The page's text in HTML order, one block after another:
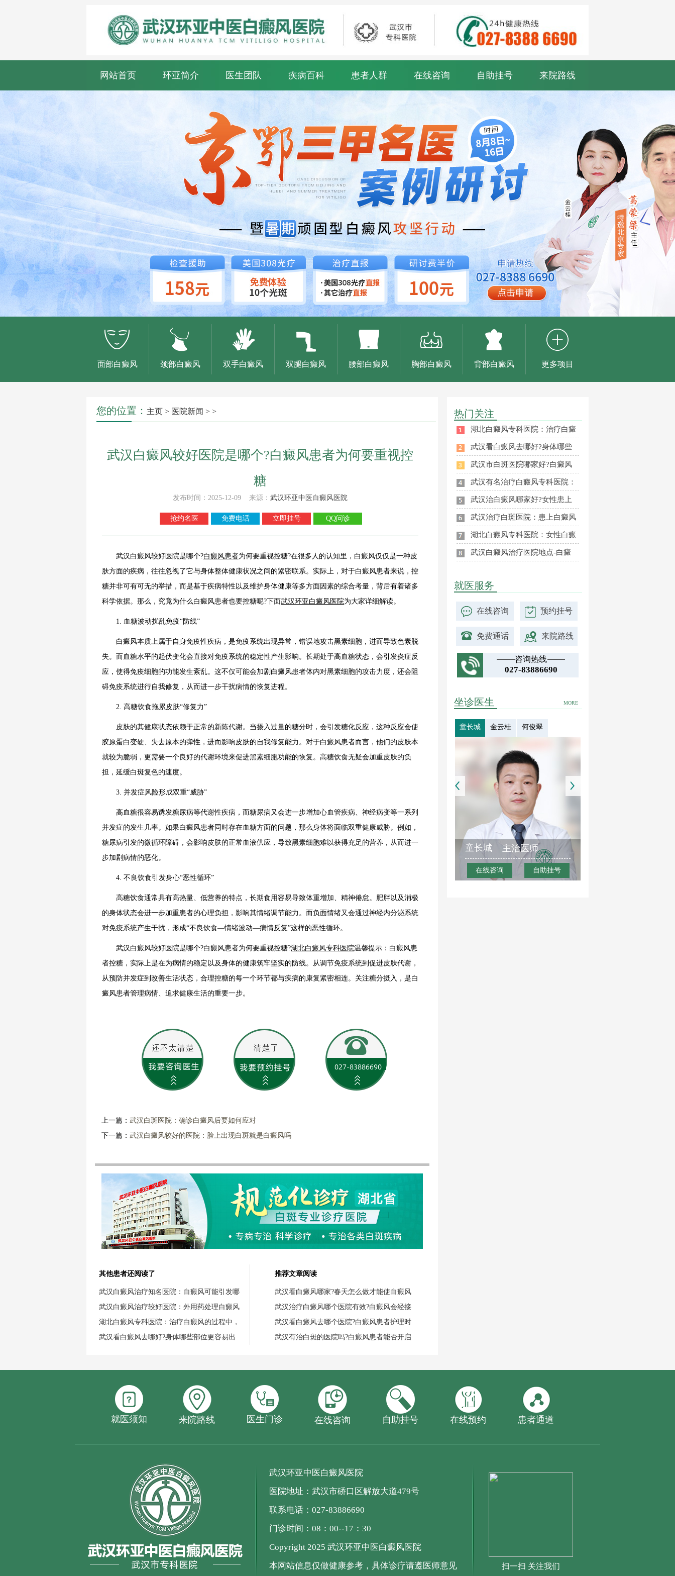
网站首页 环亚简介 医生团队 疾病百科 患者人群 在线咨询 自助挂号 来院路线
面部白癜风 颈部白癜风 双手白癜风 双腿白癜风 腰部白癜风 胸部白癜风 背部白癜风 更多项目
您的位置： 主页 > 医院新闻 > >
武汉白癜风较好医院是哪个?白癜风患者为何要重视控
糖
发布时间：2025-12-09 来源： 武汉环亚中医白癜风医院
抢约名医 免费电话 立即挂号 QQ问诊
武汉白癜风较好医院是哪个?白癜风患者为何要重视控糖?在很多人的认知里，白癜风仅仅是一种皮
肤方面的疾病，往往忽视了它与身体整体健康状况之间的紧密联系。实际上，对于白癜风患者来说，控
糖并非可有可无的举措，而是基于疾病特性以及维护身体健康等多方面因素的综合考量，背后有着诸多
科学依据。那么，究竟为什么白癜风患者也要控糖呢?下面武汉环亚白癜风医院为大家详细解读。
1. 血糖波动扰乱免疫“防线”
白癜风本质上属于自身免疫性疾病，是免疫系统出现异常，错误地攻击黑素细胞，进而导致色素脱
失。而血糖水平的起伏变化会直接对免疫系统的稳定性产生影响。长期处于高血糖状态，会引发炎症反
应，使得免疫细胞的功能发生紊乱。这不仅可能会加剧白癜风患者体内对黑素细胞的攻击力度，还会阻
碍免疫系统进行自我修复，从而进一步干扰病情的恢复进程。
2. 高糖饮食拖累皮肤“修复力”
皮肤的其健康状态依赖于正常的新陈代谢。当摄入过量的糖分时，会引发糖化反应，这种反应会使
胶原蛋白变硬、失去原本的弹性，进而影响皮肤的自我修复能力。对于白癜风患者而言，他们的皮肤本
就较为脆弱，更需要一个良好的代谢环境来促进黑素细胞功能的恢复。高糖饮食无疑会加重皮肤的负
担，延缓白斑复色的速度。
3. 并发症风险形成双重“威胁”
高血糖很容易诱发糖尿病等代谢性疾病，而糖尿病又会进一步增加心血管疾病、神经病变等一系列
并发症的发生几率。如果白癜风患者同时存在血糖方面的问题，那么身体将面临双重健康威胁。例如，
糖尿病引发的微循环障碍，会影响皮肤的正常血液供应，导致黑素细胞难以获得充足的营养，从而进一
步加剧病情的恶化。
4. 不良饮食引发身心“恶性循环”
高糖饮食通常具有高热量、低营养的特点，长期食用容易导致体重增加、精神倦怠。肥胖以及消极
的身体状态会进一步加重患者的心理负担，影响其情绪调节能力。而负面情绪又会通过神经内分泌系统
对免疫系统产生干扰，形成“不良饮食—情绪波动—病情反复”这样的恶性循环。
武汉白癜风较好医院是哪个?白癜风患者为何要重视控糖?湖北白癜风专科医院温馨提示：白癜风患
者控糖，实际上是在为病情的稳定以及身体的健康筑牢坚实的防线。从调节免疫系统到促进皮肤代谢，
从预防并发症到改善生活状态，合理控糖的每一个环节都与疾病的康复紧密相连。关注糖分摄入，是白
癜风患者管理病情、追求健康生活的重要一步。
上一篇： 武汉白斑医院：确诊白癜风后要如何应对
下一篇： 武汉白癜风较好的医院：脸上出现白斑就是白癜风吗
其他患者还阅读了
武汉白癜风治疗知名医院：白癜风可能引发哪
武汉白癜风治疗较好医院：外用药处理白癜风
湖北白癜风专科医院：治疗白癜风的过程中，
武汉看白癜风去哪好?身体哪些部位更容易出
推荐文章阅读
武汉看白癜风哪家?春天怎么做才能使白癜风
武汉治疗白癜风哪个医院有效?白癜风会经接
武汉看白癜风去哪个医院?白癜风患者护理时
武汉有治白斑的医院吗?白癜风患者能否开启
热门关注
湖北白癜风专科医院：治疗白癜
武汉看白癜风去哪好?身体哪些
武汉市白斑医院哪家好?白癜风
武汉有名治疗白癜风专科医院：
武汉治白癜风哪家好?女性患上
武汉治疗白斑医院：患上白癜风
湖北白癜风专科医院：女性白癜
武汉白癜风治疗医院地点-白癜
就医服务
在线咨询 预约挂号
免费通话 来院路线
咨询热线
027-83886690
MORE
坐诊医生
童长城 金云桂 何俊翠
童长城 主治医师
在线咨询 自助挂号
就医须知 来院路线 医生门诊 在线咨询 自助挂号 在线预约 患者通道
武汉环亚中医白癜风医院
医院地址：武汉市硚口区解放大道479号
联系电话：027-83886690
门诊时间：08：00--17：30
Copyright 2025 武汉环亚中医白癜风医院
本网站信息仅做健康参考，具体诊疗请遵医师意见
扫一扫 关注我们